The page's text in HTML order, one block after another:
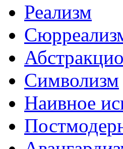
Реализм
Символизм
Наивное